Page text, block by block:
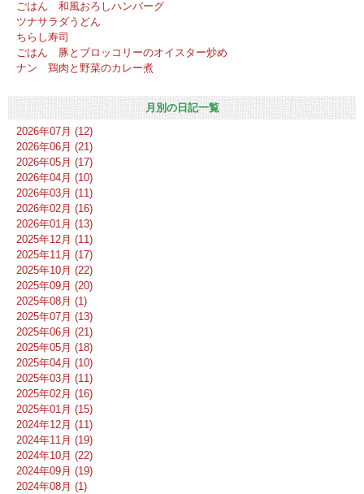
ごはん 和風おろしハンバーグ
ツナサラダうどん
ちらし寿司
ごはん 豚とブロッコリーのオイスター炒め
ナン 鶏肉と野菜のカレー煮
月別の日記一覧
2026年07月 (12)
2026年06月 (21)
2026年05月 (17)
2026年04月 (10)
2026年03月 (11)
2026年02月 (16)
2026年01月 (13)
2025年12月 (11)
2025年11月 (17)
2025年10月 (22)
2025年09月 (20)
2025年08月 (1)
2025年07月 (13)
2025年06月 (21)
2025年05月 (18)
2025年04月 (10)
2025年03月 (11)
2025年02月 (16)
2025年01月 (15)
2024年12月 (11)
2024年11月 (19)
2024年10月 (22)
2024年09月 (19)
2024年08月 (1)